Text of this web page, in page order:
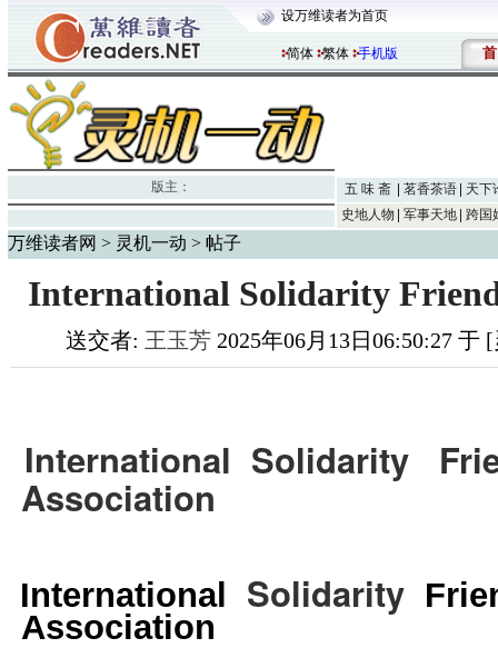
设万维读者为首页
简体 繁体 手机版 首
版主： 五 味 斋 茗香茶语
天下
史地人物
军事天地 跨国
万维读者网 > 灵机一动 > 帖子
International Solidarity
送交者: 王玉芳 2025年06月13日06:50:27 于
International Solidarity
Association
International Solidarity
Association